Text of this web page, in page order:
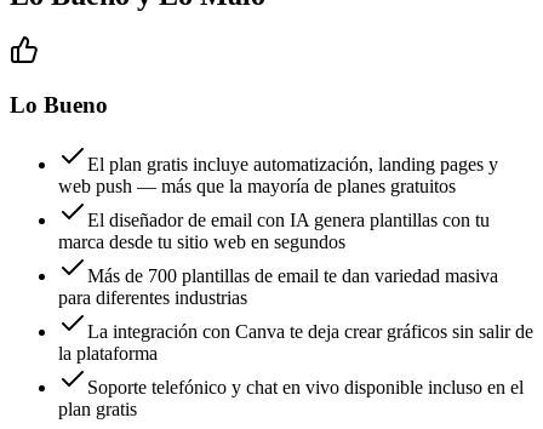
Lo Bueno
El plan gratis incluye automatización, landing pages y
web push — más que la mayoría de planes gratuitos
El diseñador de email con IA genera plantillas con tu
marca desde tu sitio web en segundos
Más de 700 plantillas de email te dan variedad masiva
para diferentes industrias
La integración con Canva te deja crear gráficos sin salir de
la plataforma
Soporte telefónico y chat en vivo disponible incluso en el
plan gratis